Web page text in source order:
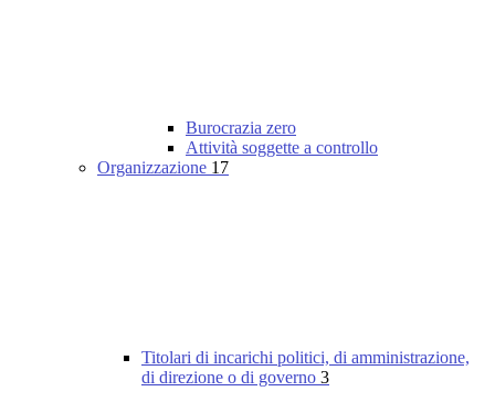
Burocrazia zero
Attività soggette a controllo
Organizzazione 17
Titolari di incarichi politici, di amministrazione,
di direzione o di governo 3